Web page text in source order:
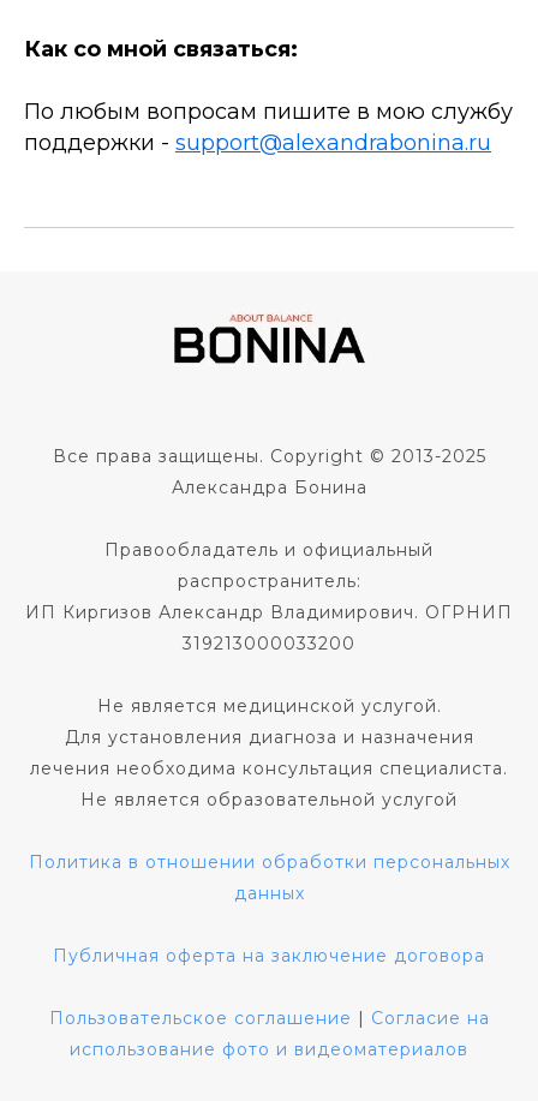
Как со мной связаться:
По любым вопросам пишите в мою службу
поддержки - support@alexandrabonina.ru
Все права защищены. Copyright © 2013-2025
Александра Бонина
Правообладатель и официальный
распространитель:
ИП Киргизов Александр Владимирович. ОГРНИП
319213000033200
Не является медицинской услугой.
Для установления диагноза и назначения
лечения необходима консультация специалиста.
Не является образовательной услугой
Политика в отношении обработки персональных
данных
Публичная оферта на заключение договора
Пользовательское соглашение | Согласие на
использование фото и видеоматериалов